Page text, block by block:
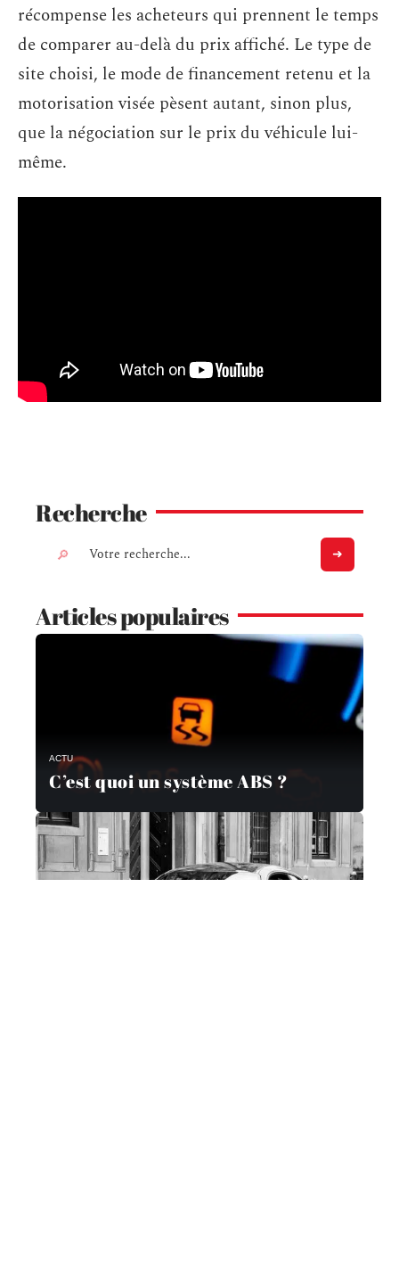
récompense les acheteurs qui prennent le temps
de comparer au-delà du prix affiché. Le type de
site choisi, le mode de financement retenu et la
motorisation visée pèsent autant, sinon plus,
que la négociation sur le prix du véhicule lui-
même.
Recherche
Articles populaires
ACTU
C’est quoi un système ABS ?